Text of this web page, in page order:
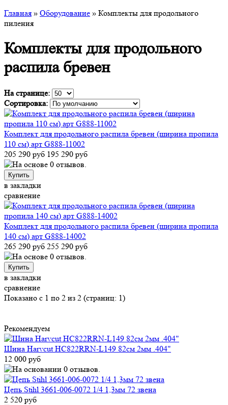
Главная » Оборудование » Комплекты для продольного
пиления
Комплекты для продольного
распила бревен
На странице:
Сортировка:
Комплект для продольного распила бревен (ширина пропила
110 см) арт G888-11002
205 290 руб 195 290 руб
Купить
в закладки
сравнение
Комплект для продольного распила бревен (ширина пропила
140 см) арт G888-14002
265 290 руб 255 290 руб
Купить
в закладки
сравнение
Показано с 1 по 2 из 2 (страниц: 1)
Рекомендуем
Шина Harvcut HC822RRN-L149 82см 2мм .404"
12 000 руб
Цепь Stihl 3661-006-0072 1/4 1,3мм 72 звена
2 520 руб